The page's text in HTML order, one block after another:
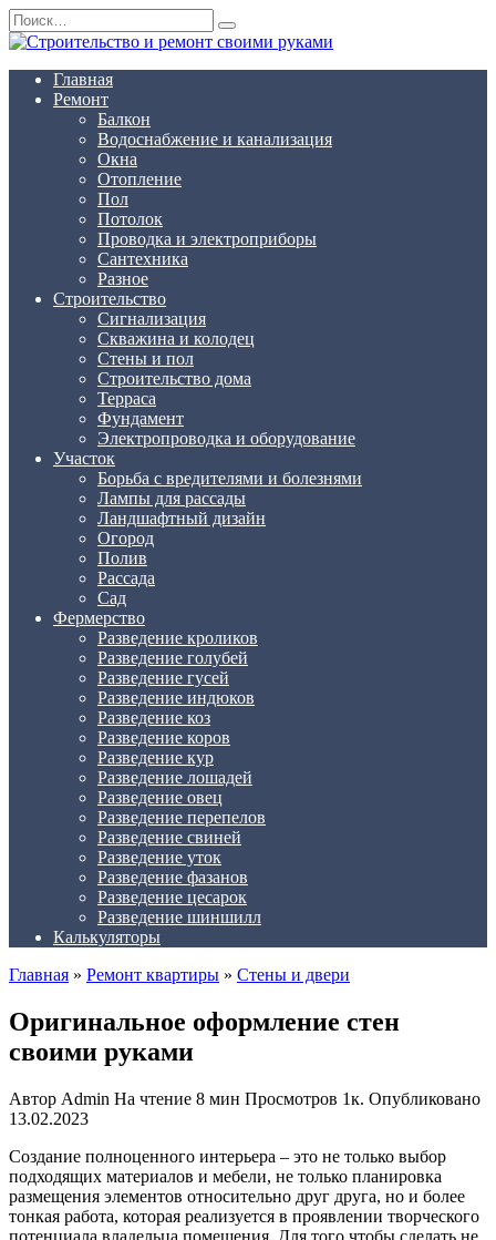
Перейти
к
содержанию
Search
for:
Главная
Ремонт
Балкон
Водоснабжение и канализация
Окна
Отопление
Пол
Потолок
Проводка и электроприборы
Сантехника
Разное
Строительство
Сигнализация
Скважина и колодец
Стены и пол
Строительство дома
Терраса
Фундамент
Электропроводка и оборудование
Участок
Борьба с вредителями и болезнями
Лампы для рассады
Ландшафтный дизайн
Огород
Полив
Рассада
Сад
Фермерство
Разведение кроликов
Разведение голубей
Разведение гусей
Разведение индюков
Разведение коз
Разведение коров
Разведение кур
Разведение лошадей
Разведение овец
Разведение перепелов
Разведение свиней
Разведение уток
Разведение фазанов
Разведение цесарок
Разведение шиншилл
Калькуляторы
Главная » Ремонт квартиры » Стены и двери
Оригинальное оформление стен
своими руками
Автор Admin На чтение 8 мин Просмотров 1к. Опубликовано
13.02.2023
Создание полноценного интерьера – это не только выбор
подходящих материалов и мебели, не только планировка
размещения элементов относительно друг друга, но и более
тонкая работа, которая реализуется в проявлении творческого
потенциала владельца помещения. Для того чтобы сделать не